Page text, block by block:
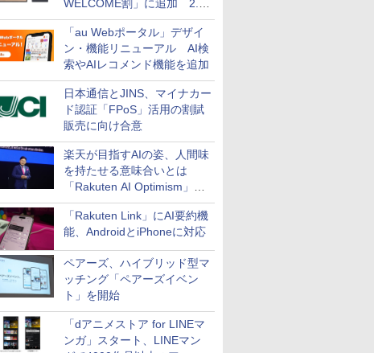
WELCOME割」に追加 2.2
万円引き
「au Webポータル」デザイ
ン・機能リニューアル AI検
索やAIレコメンド機能を追加
日本通信とJINS、マイナカー
ド認証「FPoS」活用の割賦
販売に向け合意
楽天が目指すAIの姿、人間味
を持たせる意味合いとは
「Rakuten AI Optimism」三
木谷氏の基調講演
「Rakuten Link」にAI要約機
能、AndroidとiPhoneに対応
ペアーズ、ハイブリッド型マ
ッチング「ペアーズイベン
ト」を開始
「dアニメストア for LINEマ
ンガ」スタート、LINEマン